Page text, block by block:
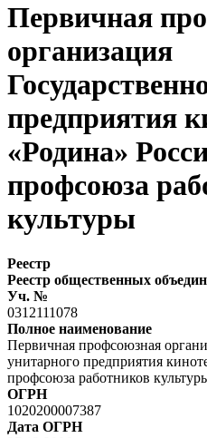
Первичная
организация
предприятия
«Родина»
профсоюза
культуры
Реестр
Реестр общественных
Уч. №
0312111078
Полное наименование
Первичная профсоюзная
унитарного предприятия
профсоюза работников
ОГРН
1020200007387
Дата ОГРН